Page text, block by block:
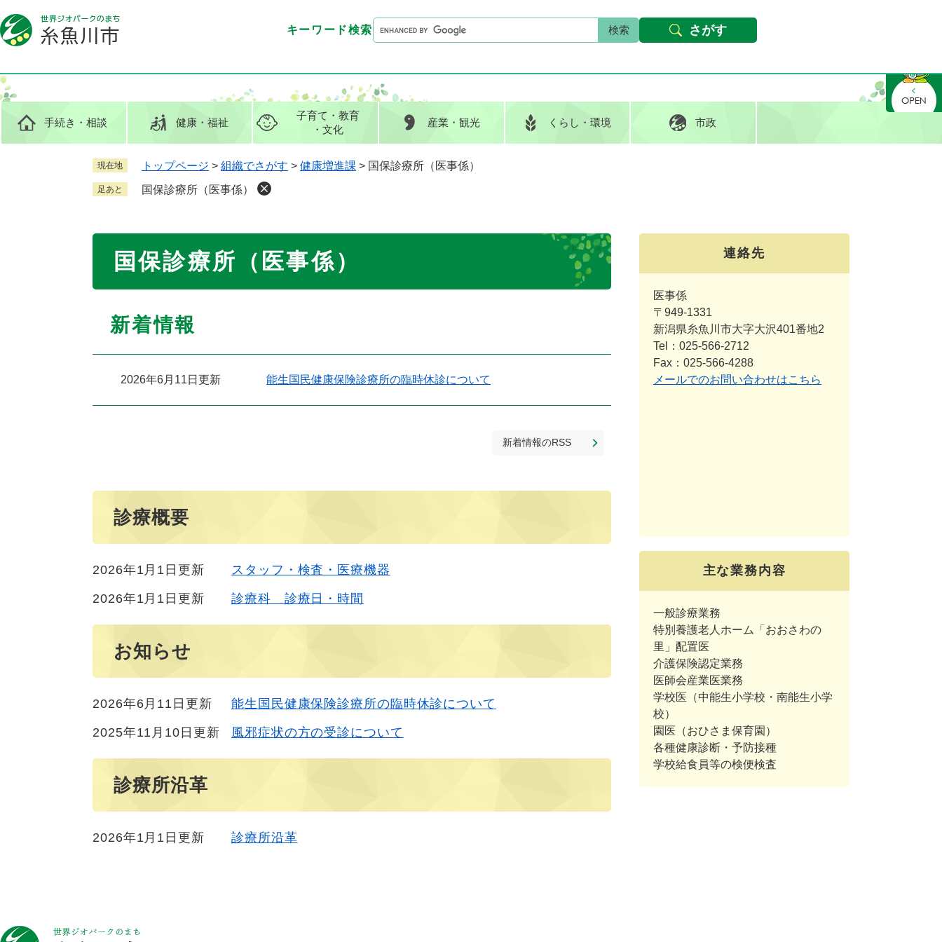
ー
ジ
先
頭
。
ニ
ュ
を
飛
て
本文へ Foreign languages
キーワード検索G
o
e
カ
手続き ・相談 健康・福祉
子育て ・教育
・文化
産業 ・観光 くらし ・環境 市政
キーワード検索
G
o
g
l
ス
タ
さがす
現在地 トップページ > 組織でさがす > 健康増進課 > 国保診療所（医事係）
足あと 国保診療所（医事係）
国保診療所（医事係）
新着情報
2026年6月11日更新 能生国民健康保険診療所の臨時休診について
新着情報のRSS
診療概要
2026年1月1日更新 スタッフ・検査・医療機器
2026年1月1日更新 診療科 診療日・時間
お知らせ
2026年6月11日更新 能生国民健康保険診療所の臨時休診について
2025年11月10日更新 風邪症状の方の受診について
診療所沿革
2026年1月1日更新 診療所沿革
連絡先
医事係
〒949-1331
新潟県糸魚川市大字大沢401番地2
Tel：025-566-2712
Fax：025-566-4288
メールでのお問い合わせはこちら
主な業務内容
一般診療業務
特別養護老人ホーム「おおさわの
里」配置医
介護保険認定業務
医師会産業医業務
学校医（中能生小学校・南能生小学
校）
園医（おひさま保育園）
各種健康診断・予防接種
学校給食員等の検便検査